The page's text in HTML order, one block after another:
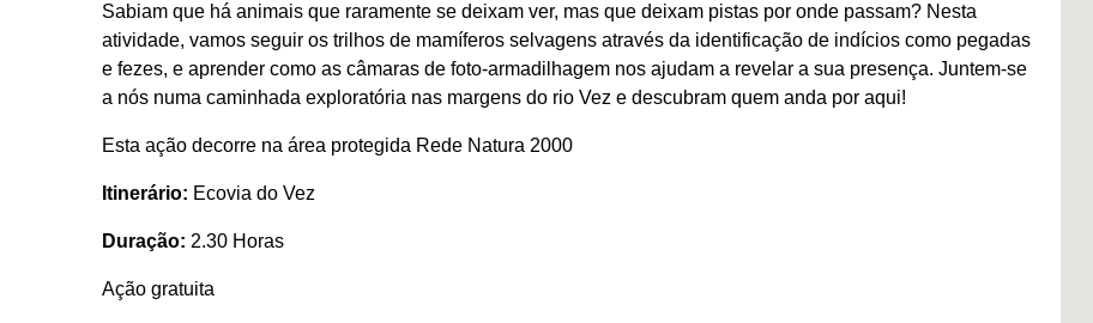
Sabiam que há animais que raramente se deixam ver, mas que deixam pistas por onde passam? Nesta
atividade, vamos seguir os trilhos de mamíferos selvagens através da identificação de indícios como pegadas
e fezes, e aprender como as câmaras de foto-armadilhagem nos ajudam a revelar a sua presença. Juntem-se
a nós numa caminhada exploratória nas margens do rio Vez e descubram quem anda por aqui!
Esta ação decorre na área protegida Rede Natura 2000
Itinerário: Ecovia do Vez
Duração: 2.30 Horas
Ação gratuita